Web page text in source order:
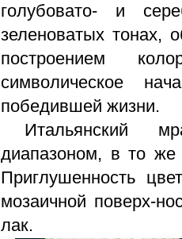
голубовато- и
зеленоватых тонах,
построением
символическое
победившей жизни.
Итальянский
диапазоном, в то же
Приглушенность
мозаичной поверх-
лак.